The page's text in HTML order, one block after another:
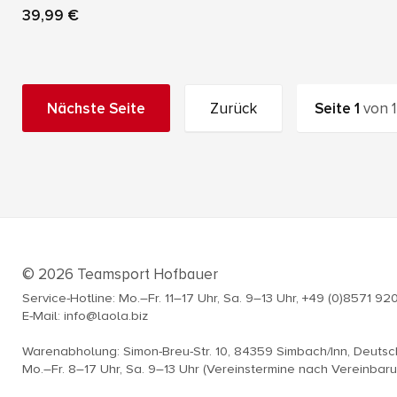
39,99 €
Nächste Seite Zurück Seite1 von1
© 2026 Teamsport Hofbauer
Service-Hotline: Mo.–Fr. 11–17 Uhr, Sa. 9–13 Uhr, +49 (0)8571
E-Mail: info@laola.biz
Warenabholung: Simon-Breu-Str. 10, 84359 Simbach/Inn,
Mo.–Fr. 8–17 Uhr, Sa. 9–13 Uhr (Vereinstermine nach